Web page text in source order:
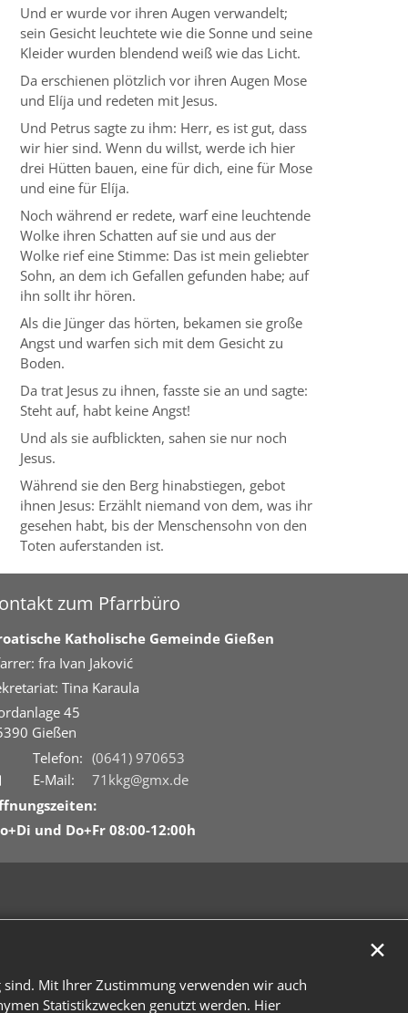
Mit Ihrer Zustimmung verwenden wir auch
Statistikzwecken genutzt werden. Hier
✕
Und er wurde vor ihren Augen verwandelt;
sein Gesicht leuchtete wie die Sonne und seine
Kleider wurden blendend weiß wie das Licht.
Da erschienen plötzlich vor ihren Augen Mose
und Elíja und redeten mit Jesus.
Und Petrus sagte zu ihm: Herr, es ist gut, dass
wir hier sind. Wenn du willst, werde ich hier
drei Hütten bauen, eine für dich, eine für Mose
und eine für Elíja.
Noch während er redete, warf eine leuchtende
Wolke ihren Schatten auf sie und aus der
Wolke rief eine Stimme: Das ist mein geliebter
Sohn, an dem ich Gefallen gefunden habe; auf
ihn sollt ihr hören.
Als die Jünger das hörten, bekamen sie große
Angst und warfen sich mit dem Gesicht zu
Boden.
Da trat Jesus zu ihnen, fasste sie an und sagte:
Steht auf, habt keine Angst!
Und als sie aufblickten, sahen sie nur noch
Jesus.
Während sie den Berg hinabstiegen, gebot
ihnen Jesus: Erzählt niemand von dem, was ihr
gesehen habt, bis der Menschensohn von den
Toten auferstanden ist.
zum Pfarrbüro
Katholische Gemeinde Gießen
fra Ivan Jaković
Tina Karaula
45
Gießen
Telefon: (0641) 970653
E-Mail:
71kkg@gmx.de
und Do+Fr 08:00-12:00h